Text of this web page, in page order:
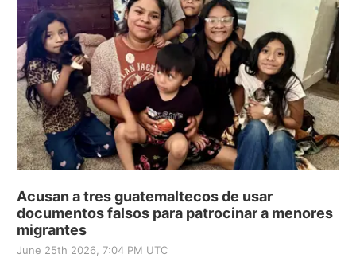
Acusan a tres guatemaltecos de usar
documentos falsos para patrocinar a menores
migrantes
June 25th 2026, 7:04 PM UTC